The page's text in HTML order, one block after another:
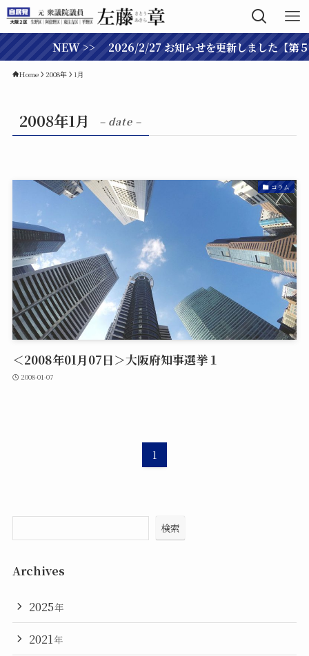
NEW >> 2026/2/27 お知らせを更新しました【第５
Home 2008年 1月
2008年1月 – date –
コラム
＜2008年01月07日＞大阪府知事選挙１
2008-01-07
1
検索
Archives
2025年
2021年